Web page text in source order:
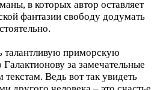
в которых автор оставляет
фантазии свободу додумать
талантливую приморскую
за замечательные
Ведь вот так увидеть